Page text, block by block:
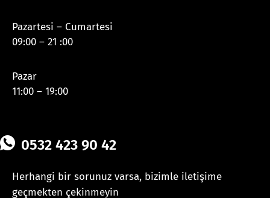
Pazartesi – Cumartesi
09:00 – 21 :00
Pazar
11:00 – 19:00
0532 423 90 42
Herhangi bir sorunuz varsa, bizimle iletişime
geçmekten çekinmeyin